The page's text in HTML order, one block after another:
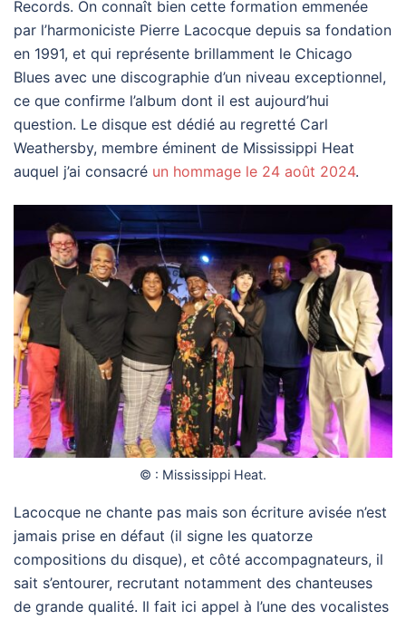
Records. On connaît bien cette formation emmenée
par l’harmoniciste Pierre Lacocque depuis sa fondation
en 1991, et qui représente brillamment le Chicago
Blues avec une discographie d’un niveau exceptionnel,
ce que confirme l’album dont il est aujourd’hui
question. Le disque est dédié au regretté Carl
Weathersby, membre éminent de Mississippi Heat
auquel j’ai consacré un hommage le 24 août 2024.
© : Mississippi Heat.
Lacocque ne chante pas mais son écriture avisée n’est
jamais prise en défaut (il signe les quatorze
compositions du disque), et côté accompagnateurs, il
sait s’entourer, recrutant notamment des chanteuses
de grande qualité. Il fait ici appel à l’une des vocalistes